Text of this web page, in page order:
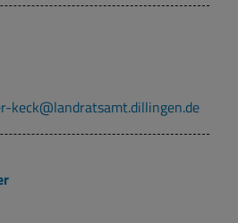
keck@landratsamt.dillingen.de